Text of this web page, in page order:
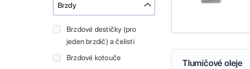
Brzdy
Brzdové destičky (pro
jeden brzdič) a čelisti
Brzdové kotouče
Tlumičové oleje